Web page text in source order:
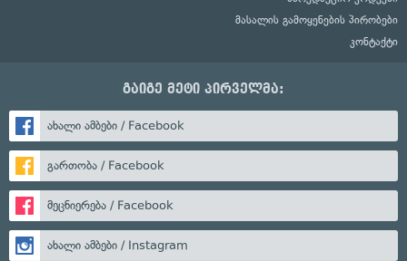
მასალის გამოყენების პირობები
კონტაქტი
გაიგე მეტი პირველმა:
ახალი ამბები / Facebook
გართობა / Facebook
მეცნიერება / Facebook
ახალი ამბები / Instagram